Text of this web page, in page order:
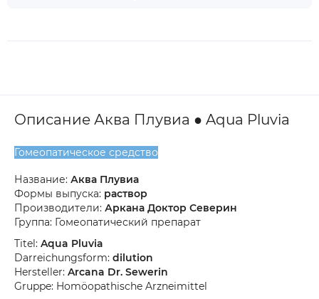
Описание Аква Плувиа ● Aqua Pluvia
Гомеопатическое средство
Название: Аква Плувиа
Формы выпуска: раствор
Производители: Аркана Доктор Северин
Группа: Гомеопатический препарат
Titel: Aqua Pluvia
Darreichungsform: dilution
Hersteller: Arcana Dr. Sewerin
Gruppe: Homöopathische Arzneimittel